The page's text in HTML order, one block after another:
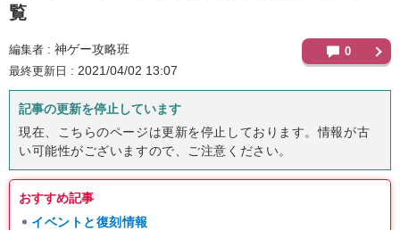
覧
編集者 神ゲー攻略班
最終更新日 2021/04/02 13:07
0
記事の更新を停止しています
現在、こちらのページは更新を停止しております。情報が古
い可能性がございますので、ご注意ください。
おすすめ記事
イベントと復刻情報